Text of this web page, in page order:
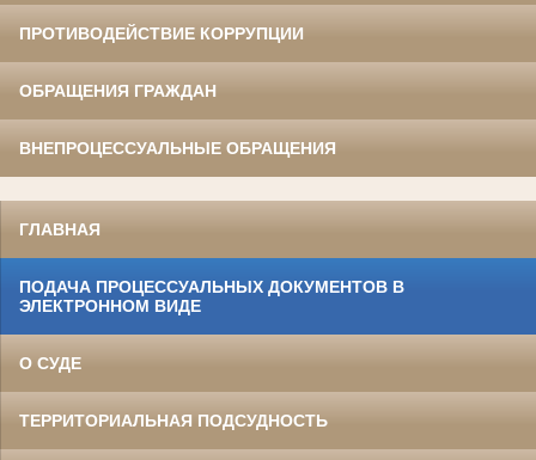
ПРОТИВОДЕЙСТВИЕ КОРРУПЦИИ
ОБРАЩЕНИЯ ГРАЖДАН
ВНЕПРОЦЕССУАЛЬНЫЕ ОБРАЩЕНИЯ
ГЛАВНАЯ
ПОДАЧА ПРОЦЕССУАЛЬНЫХ ДОКУМЕНТОВ В
ЭЛЕКТРОННОМ ВИДЕ
О СУДЕ
ТЕРРИТОРИАЛЬНАЯ ПОДСУДНОСТЬ